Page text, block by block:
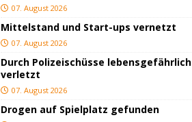
07. August 2026
Mittelstand und Start-ups vernetzt
07. August 2026
Durch Polizeischüsse lebensgefährlich
verletzt
07. August 2026
Drogen auf Spielplatz gefunden